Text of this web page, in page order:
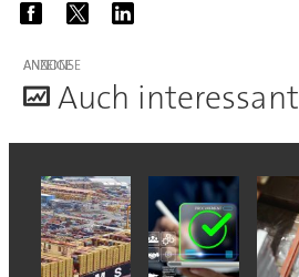
ANZEIGE
Auch interessant